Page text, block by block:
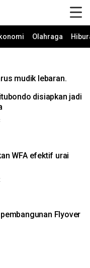
Olahraga
mudik lebaran.
disiapkan jadi
WFA efektif urai
Flyover